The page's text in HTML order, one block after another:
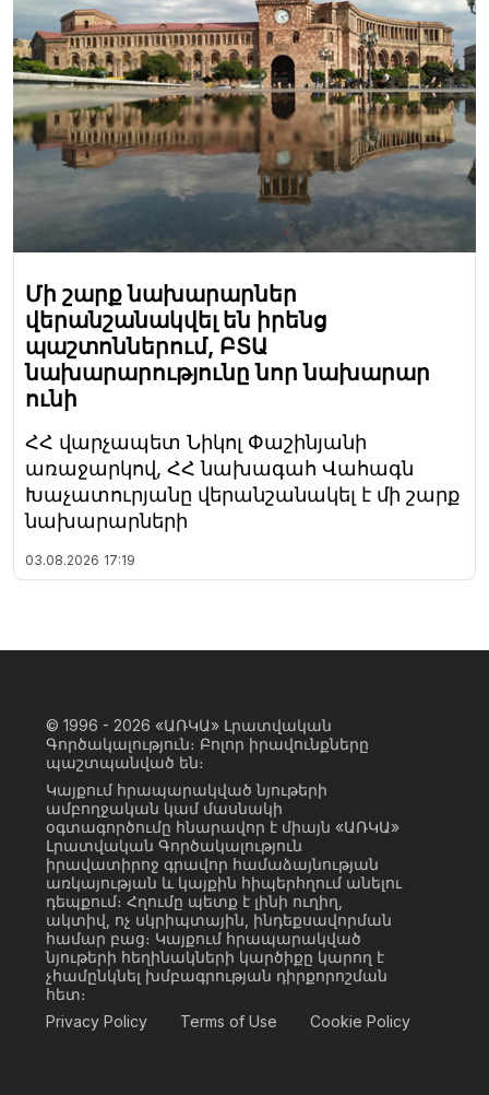
Մի շարք նախարարներ
վերանշանակվել են իրենց
պաշտոններում, ԲՏԱ
նախարարությունը նոր նախարար
ունի
ՀՀ վարչապետ Նիկոլ Փաշինյանի
առաջարկով, ՀՀ նախագահ Վահագն
Խաչատուրյանը վերանշանակել է մի շարք
նախարարների
03.08.2026 17:19
© 1996 - 2026 «ԱՌԿԱ» Լրատվական
Գործակալություն։ Բոլոր իրավունքները
պաշտպանված են։
Կայքում հրապարակված նյութերի
ամբողջական կամ մասնակի
օգտագործումը հնարավոր է միայն «ԱՌԿԱ»
Լրատվական Գործակալություն
իրավատիրոջ գրավոր համաձայնության
առկայության և կայքին հիպերհղում անելու
դեպքում։ Հղումը պետք է լինի ուղիղ,
ակտիվ, ոչ սկրիպտային, ինդեքսավորման
համար բաց։ Կայքում հրապարակված
նյութերի հեղինակների կարծիքը կարող է
չհամընկնել խմբագրության դիրքորոշման
հետ։
Privacy Policy
Terms of Use Cookie Policy